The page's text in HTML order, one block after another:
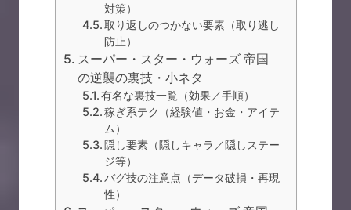
対策）
取り返しのつかない要素（取り逃し
防止）
スーパー・スター・ウォーズ 帝国
の逆襲の裏技・小ネタ
有名な裏技一覧（効果／手順）
稼ぎ系テク（経験値・お金・アイテ
ム）
隠し要素（隠しキャラ／隠しステー
ジ等）
バグ技の注意点（データ破損・再現
性）